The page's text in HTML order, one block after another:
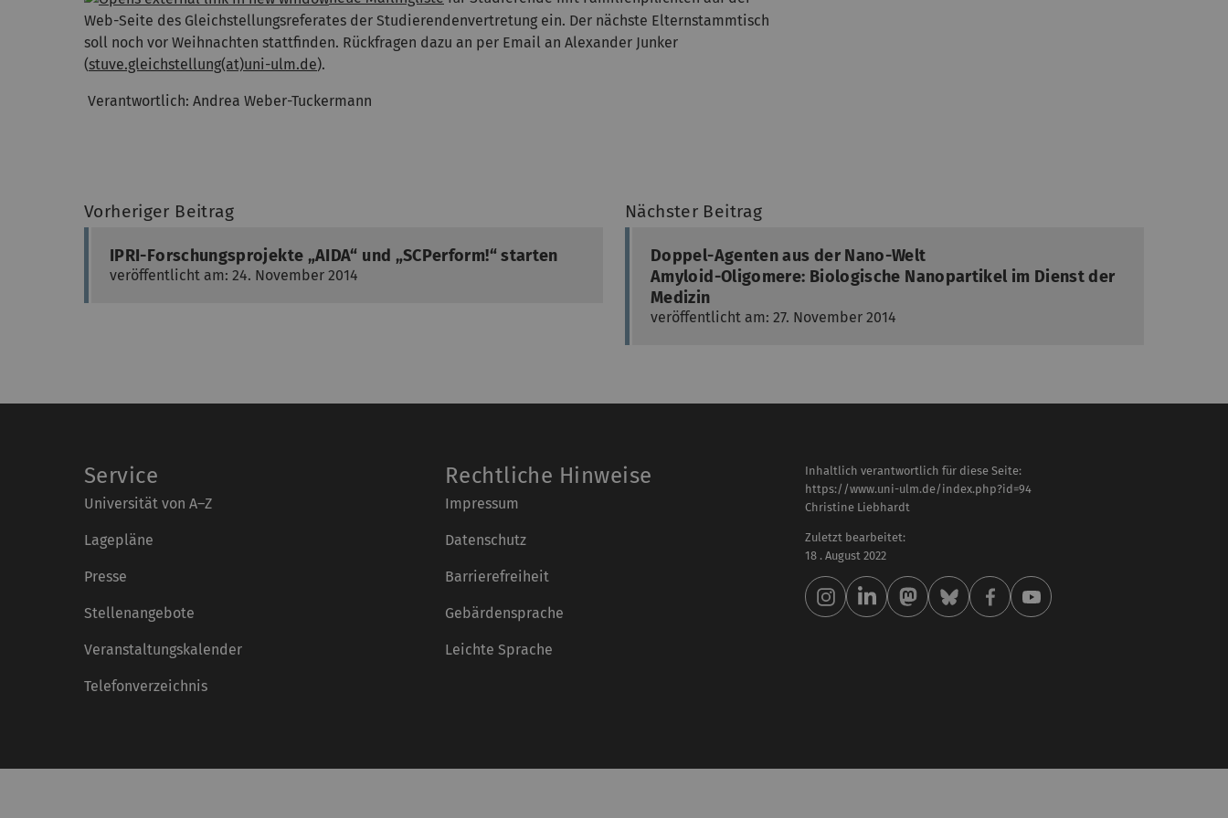
Web-Seite des Gleichstellungsreferates der Studierendenvertretung ein. Der nächste Elternstammtisch
soll noch vor Weihnachten stattfinden. Rückfragen dazu an per Email an Alexander Junker
(stuve.gleichstellung(at)uni-ulm.de).
Verantwortlich: Andrea Weber-Tuckermann
Vorheriger Beitrag
IPRI-Forschungsprojekte „AIDA“ und „SCPerform!“ starten
veröffentlicht am: 24. November 2014
Nächster Beitrag
Doppel-Agenten aus der Nano-Welt
Amyloid-Oligomere: Biologische Nanopartikel im Dienst der
Medizin
veröffentlicht am: 27. November 2014
Service
Universität von A–Z
Lagepläne
Presse
Stellenangebote
Veranstaltungskalender
Telefonverzeichnis
Rechtliche Hinweise
Impressum
Datenschutz
Barrierefreiheit
Gebärdensprache
Leichte Sprache
Inhaltlich verantwortlich für diese Seite:
https://www.uni-ulm.de/index.php?id=94
Christine Liebhardt
Zuletzt bearbeitet:
18 . August 2022